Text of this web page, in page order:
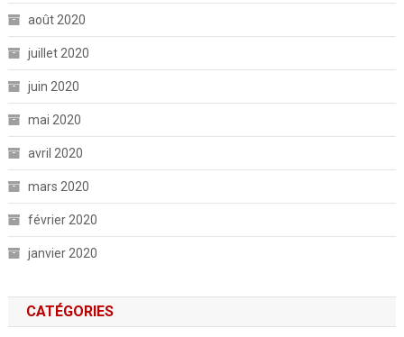
août 2020
juillet 2020
juin 2020
mai 2020
avril 2020
mars 2020
février 2020
janvier 2020
CATÉGORIES